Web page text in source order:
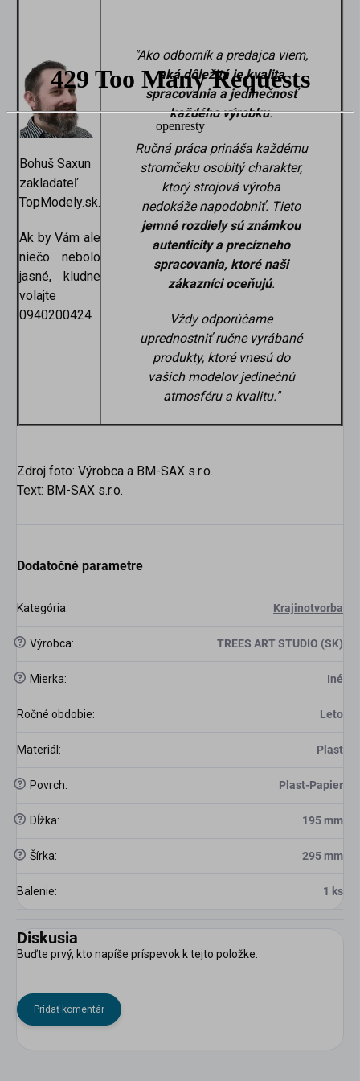
Bohuš Saxun
zakladateľ
TopModely.sk.
Ak by Vám ale
niečo nebolo
jasné, kludne
volajte
0940200424
"Ako odborník a predajca viem,
aká dôležitá je kvalita
spracovania a jedinečnosť
každého výrobku.
Ručná práca prináša každému
stromčeku osobitý charakter,
ktorý strojová výroba
nedokáže napodobniť. Tieto
jemné rozdiely sú známkou
autenticity a precízneho
spracovania, ktoré naši
zákazníci oceňujú.
Vždy odporúčame
uprednostniť ručne vyrábané
produkty, ktoré vnesú do
vašich modelov jedinečnú
atmosféru a kvalitu."
Zdroj foto: Výrobca a BM-SAX s.r.o.
Text: BM-SAX s.r.o.
Dodatočné parametre
Kategória: Krajinotvorba
? Výrobca: TREES ART STUDIO (SK)
? Mierka: Iné
Ročné obdobie: Leto
Materiál: Plast
? Povrch: Plast-Papier
? Dĺžka: 195 mm
? Šírka: 295 mm
Balenie: 1 ks
Diskusia
Buďte prvý, kto napíše príspevok k tejto položke.
Pridať komentár